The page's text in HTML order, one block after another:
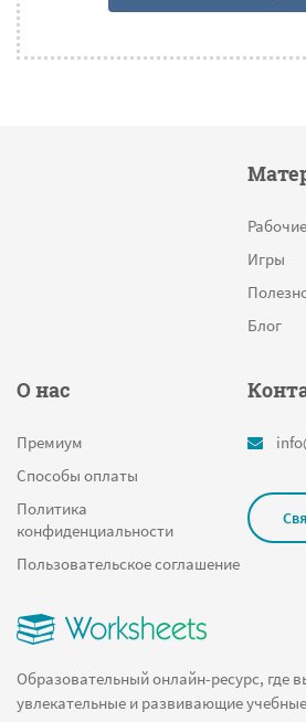
Образовательный онлайн-ресурс, где
увлекательные и развивающие
Игры
Блог
О нас
Премиум
Способы оплаты
Политика
конфиденциальности
Пользовательское соглашение